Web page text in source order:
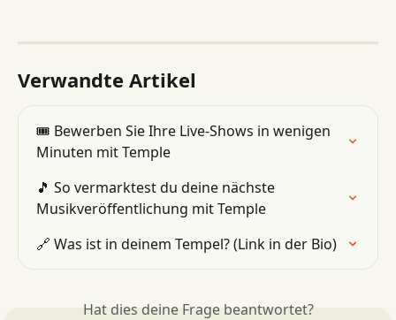
Verwandte Artikel
🎟 Bewerben Sie Ihre Live-Shows in wenigen
Minuten mit Temple
🎵 So vermarktest du deine nächste
Musikveröffentlichung mit Temple
🔗 Was ist in deinem Tempel? (Link in der Bio)
Hat dies deine Frage beantwortet?